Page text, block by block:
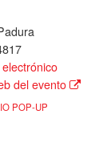
del evento
POP-UP